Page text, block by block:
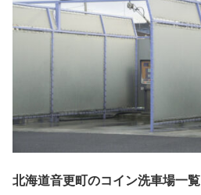
北海道音更町のコイン洗車場一覧